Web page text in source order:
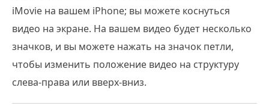
iMovie на вашем iPhone; вы можете коснуться
видео на экране. На вашем видео будет несколько
значков, и вы можете нажать на значок петли,
чтобы изменить положение видео на структуру
слева-права или вверх-вниз.